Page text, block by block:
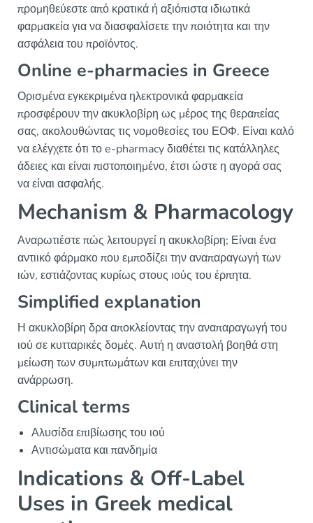
προμηθεύεστε από κρατικά ή αξιόπιστα ιδιωτικά
φαρμακεία για να διασφαλίσετε την ποιότητα και την
ασφάλεια του προϊόντος.
Online e-pharmacies in Greece
Ορισμένα εγκεκριμένα ηλεκτρονικά φαρμακεία
προσφέρουν την ακυκλοβίρη ως μέρος της θεραπείας
σας, ακολουθώντας τις νομοθεσίες του ΕΟΦ. Είναι καλό
να ελέγχετε ότι το e-pharmacy διαθέτει τις κατάλληλες
άδειες και είναι πιστοποιημένο, έτσι ώστε η αγορά σας
να είναι ασφαλής.
Mechanism & Pharmacology
Αναρωτιέστε πώς λειτουργεί η ακυκλοβίρη; Είναι ένα
αντιικό φάρμακο που εμποδίζει την αναπαραγωγή των
ιών, εστιάζοντας κυρίως στους ιούς του έρπητα.
Simplified explanation
Η ακυκλοβίρη δρα αποκλείοντας την αναπαραγωγή του
ιού σε κυτταρικές δομές. Αυτή η αναστολή βοηθά στη
μείωση των συμπτωμάτων και επιταχύνει την
ανάρρωση.
Clinical terms
Αλυσίδα επιβίωσης του ιού
Αντισώματα και πανδημία
Indications & Off-Label
Uses in Greek medical